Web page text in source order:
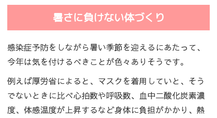
暑さに負けない体づくり
感染症予防をしながら暑い季節を迎えるにあたって、
今年は気を付けるべきことが色々ありそうです。
例えば厚労省によると、マスクを着用していと、そう
でないときに比べ心拍数や呼吸数、血中二酸化炭素濃
度、体感温度が上昇するなど身体に負担がかかり、熱